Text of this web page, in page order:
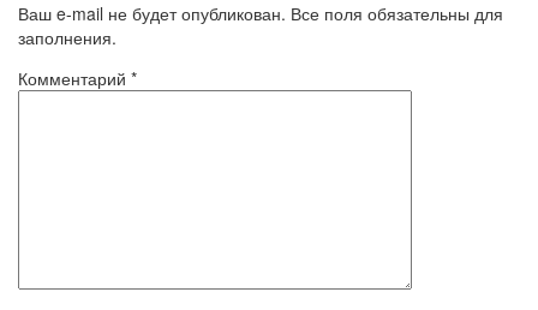
Ваш e-mail не будет опубликован. Все поля обязательны для
заполнения.
Комментарий *